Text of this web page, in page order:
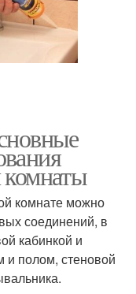
комнаты
комнате можно
соединений, в
кабинкой и
и полом, стеновой